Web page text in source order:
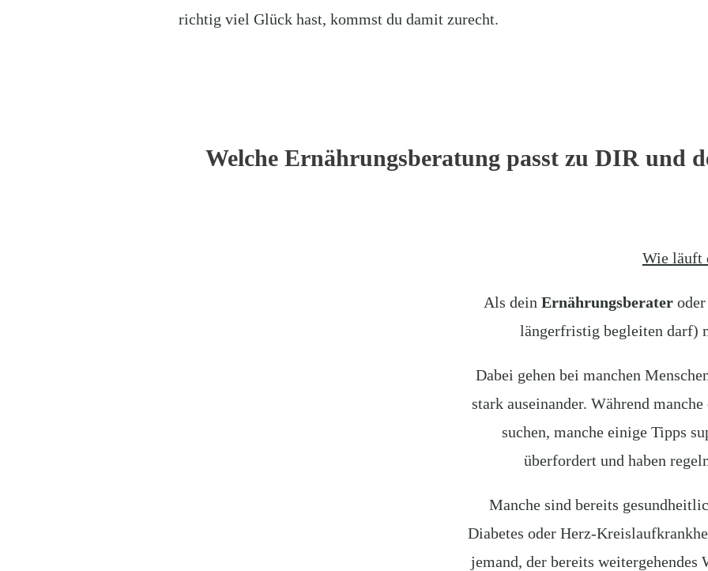
richtig viel Glück hast, kommst du damit zurecht.
Welche Ernährungsberatung passt zu DIR und
Wie läuft
Als deinErnährungsberater
längerfristig begleiten darf)
Dabei gehen bei manchen
stark auseinander. Während
suchen, manche einige Tipps
überfordert und haben
Manche sind bereits
Diabetes oder Herz-
jemand, der bereits